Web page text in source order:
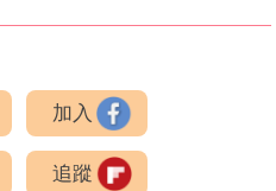
加入
追蹤